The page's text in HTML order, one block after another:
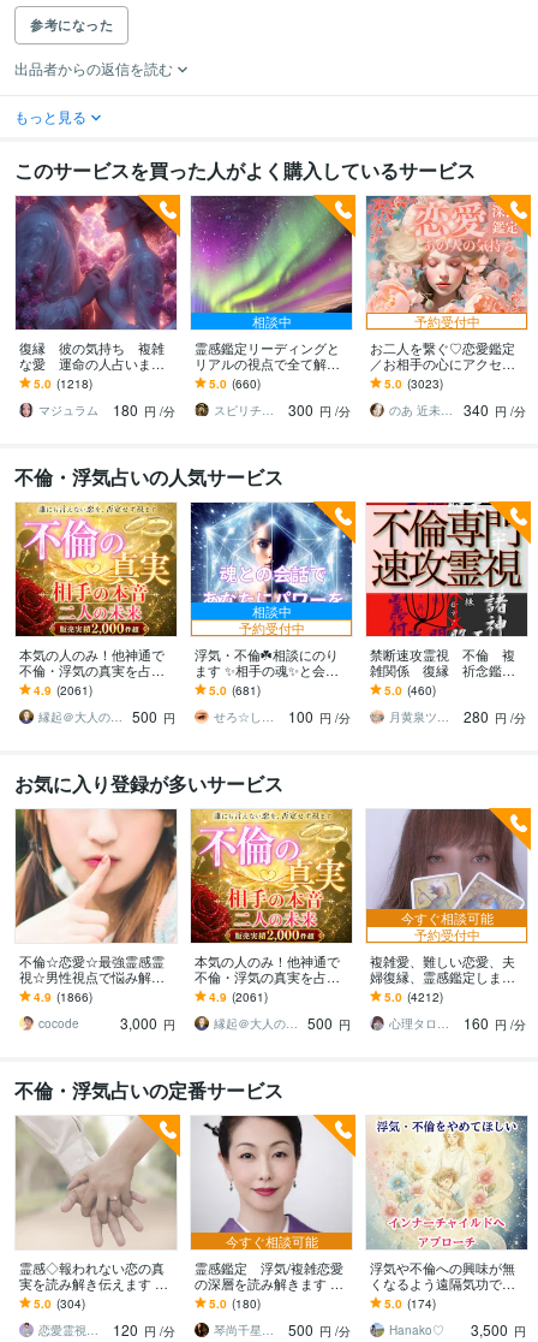
参考になった
出品者からの返信を読む
もっと見る
このサービスを買った人がよく購入しているサービス
復縁 彼の気持ち 複雑
な愛 運命の人占います
苦しい恋に終止符を。霊
視とカードで二人の未来
を魔女が読み解く
5.0 (1218)
マジュラム
180 円 /分
相談中
霊感鑑定リーディングと
リアルの視点で全て解決
します 恋愛相談全般をリ
ーディングとコンサルし
ます
5.0 (660)
スピリチュアルカウンセラーすすむ
300 円 /分
予約受付中
お二人を繋ぐ♡恋愛鑑定
／お相手の心にアクセス
します お相手の温度感／
片思い／複雑／復縁／遠
距離／全世代鑑定中❣
5.0 (3023)
のあ 近未来鑑定師 TR OR LE
340 円 /分
不倫・浮気占いの人気サービス
本気の人のみ！他神通で
不倫・浮気の真実を占い
ます 不倫・W不倫・浮気
など複雑恋愛の専門家に
よる究極霊視鑑定
4.9 (2061)
縁起＠大人の恋愛占い師
500 円
相談中
予約受付中
浮気・不倫☘️相談にのり
ます ✨相手の魂✨と会話
をしてあなたにお伝えし
ます⭐️
5.0 (681)
せろ☆しあり
100 円 /分
禁断速攻霊視 不倫 複
雑関係 復縁 祈念鑑定
承ます お相手の深層心
理 お2人の前世と未来を
一瞬で紐解きます
5.0 (460)
月黄泉ツキヨミ《禁断速攻霊視》
280 円 /分
お気に入り登録が多いサービス
不倫☆恋愛☆最強霊感霊
視☆男性視点で悩み解決
します 彼のホントの気持
を霊視で読解き あなた
のモヤモヤを解決します
4.9 (1866)
cocode
3,000 円
本気の人のみ！他神通で
不倫・浮気の真実を占い
ます 不倫・W不倫・浮気
など複雑恋愛の専門家に
よる究極霊視鑑定
4.9 (2061)
縁起＠大人の恋愛占い師
500 円
今すぐ相談可能
予約受付中
複雑愛、難しい恋愛、夫
婦復縁、霊感鑑定します
鑑定中に癒しの声で波動
を整え、変化と成就をサ
ポートします
5.0 (4212)
心理タロット 愛乃巫奏（アムールのぶえ）
160 円 /分
不倫・浮気占いの定番サービス
霊感◇報われない恋の真
実を読み解き伝えます 苦
しくても離れられないそ
の想い、霊感で読み解き
ます。
5.0 (304)
恋愛霊視占い師 あい
120 円 /分
今すぐ相談可能
霊感鑑定 浮気/複雑恋愛
の深層を読み解きます 出
口の見えない恋愛に霊感
で突破口を開きます作戦
しましょう
5.0 (180)
琴尚千星ことなおチセイ
500 円 /分
浮気や不倫への興味が無
くなるよう遠隔気功で促
します インナーチャイル
ドの癒しと成長で浮気や
不倫の根源へアプローチ
5.0 (174)
Hanako♡
3,500 円